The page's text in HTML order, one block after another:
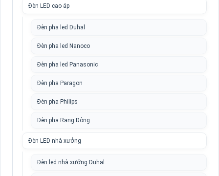
Đèn LED cao áp
Đèn pha led Duhal
Đèn pha led Nanoco
Đèn pha led Panasonic
Đèn pha Paragon
Đèn pha Philips
Đèn pha Rạng Đông
Đèn LED nhà xưởng
Đèn led nhà xưởng Duhal